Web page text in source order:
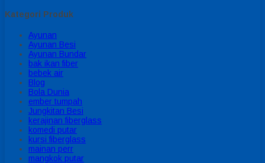
Kategori Produk
Ayunan
Ayunan Besi
Ayunan Bundar
bak ikan fiber
bebek air
Blog
Bola Dunia
ember tumpah
Jungkitan Besi
kerajinan fiberglass
komedi putar
kursi fiberglass
mainan perr
mangkok putar